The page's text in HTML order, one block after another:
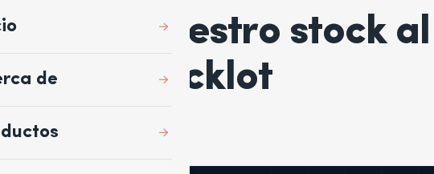
de
nuestro stock
Buystocklot